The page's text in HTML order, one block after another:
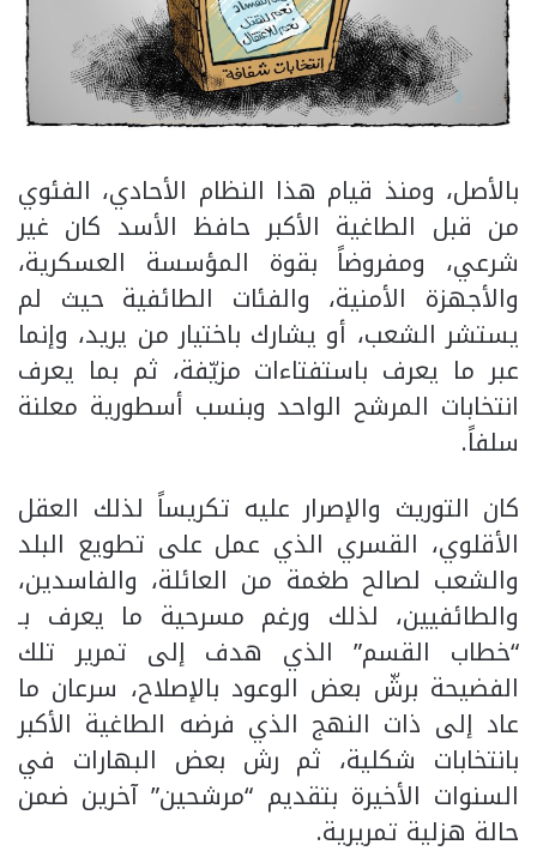
بالأصل، ومنذ قيام هذا النظام الأحادي، الفئوي
من قبل الطاغية الأكبر حافظ الأسد كان غير
شرعي، ومفروضاً بقوة المؤسسة العسكرية،
والأجهزة الأمنية، والفئات الطائفية حيث لم
يستشر الشعب، أو يشارك باختيار من يريد، وإنما
عبر ما يعرف باستفتاءات مزيّفة، ثم بما يعرف
انتخابات المرشح الواحد وبنسب أسطورية معلنة
سلفاً.
كان التوريث والإصرار عليه تكريساً لذلك العقل
الأقلوي، القسري الذي عمل على تطويع البلد
والشعب لصالح طغمة من العائلة، والفاسدين،
والطائفيين، لذلك ورغم مسرحية ما يعرف بـ
“خطاب القسم” الذي هدف إلى تمرير تلك
الفضيحة برشّ بعض الوعود بالإصلاح، سرعان ما
عاد إلى ذات النهج الذي فرضه الطاغية الأكبر
بانتخابات شكلية، ثم رش بعض البهارات في
السنوات الأخيرة بتقديم “مرشحين” آخرين ضمن
حالة هزلية تمريرية.